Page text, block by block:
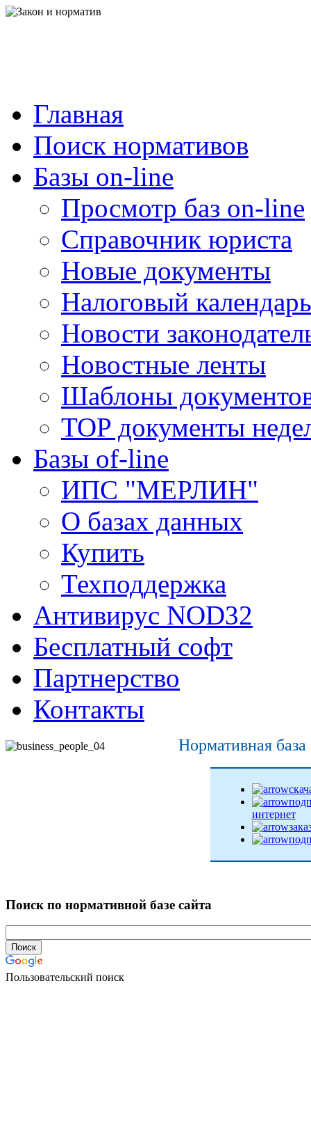
Главная
Поиск нормативов
Базы on-line
Просмотр баз on-line
Справочник юриста
Новые документы
Налоговый календарь
Новости
Новостные ленты
Шаблоны
TOP документы
Базы of-line
ИПС "МЕРЛИН"
О базах данных
Купить
Техподдержка
Антивирус NOD32
Бесплатный софт
Партнерство
Контакты
Нормативная
интернет
Поиск по нормативной базе сайта
Пользовательский поиск